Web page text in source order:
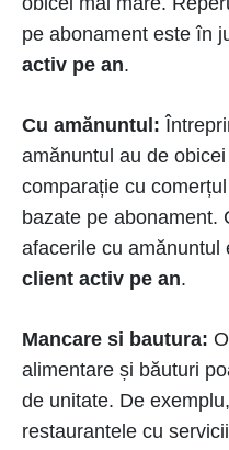
pe abonament este în
activ pe an.
Cu amănuntul:
amănuntul au de
comparație cu
bazate pe abonament.
afacerile cu amănuntul
client activ pe an.
Mancare si bautura:
alimentare și băuturi
de unitate. De
restaurantele cu